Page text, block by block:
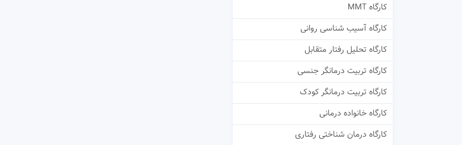
کارگاه MMT
کارگاه آسیب شناسی روانی
کارگاه تحلیل رفتار متقابل
کارگاه تربیت درمانگر جنسی
کارگاه تربیت درمانگر کودک
کارگاه خانواده درمانی
کارگاه درمان شناختی رفتاری